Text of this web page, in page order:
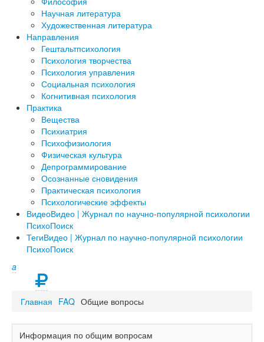
Научная литература
Художественная литература
Направления
Гештальтпсихология
Психология творчества
Психология управления
Социальная психология
Когнитивная психология
Практика
Вещества
Психиатрия
Психофизиология
Физическая культура
Депрограммирование
Осознанные сновидения
Практическая психология
Психологические эффекты
ВидеоВидео | Журнал по научно-популярной психологии
ПсихоПоиск
ТегиВидео | Журнал по научно-популярной психологии
ПсихоПоиск
a
Главная FAQ Общие вопросы
Информация по общим вопросам